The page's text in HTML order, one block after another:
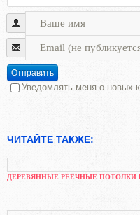
Отправить
Уведомлять меня о новых
ЧИТАЙТЕ ТАКЖЕ:
ДЕРЕВЯННЫЕ РЕЕЧНЫЕ ПОТОЛКИ